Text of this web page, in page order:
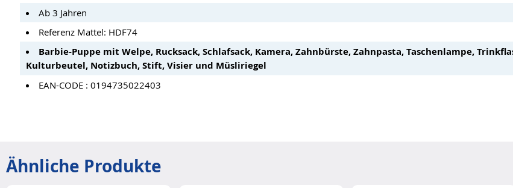
Ab 3 Jahren
Referenz Mattel: HDF74
Barbie-Puppe mit Welpe, Rucksack, Schlafsack, Kamera, Zahnbürste, Zahnpasta, Taschenlampe,
Kulturbeutel, Notizbuch, Stift, Visier und Müsliriegel
EAN-CODE : 0194735022403
Ähnliche Produkte